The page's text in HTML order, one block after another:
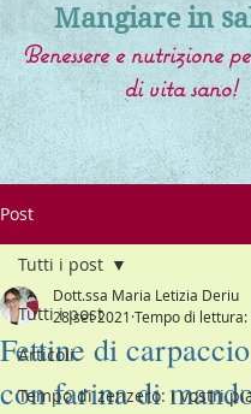
Mangiare in
Benessere e nutrizione
di vita sano!
Post
Tutti i post
Articoli
Tempo di zenzero: i vostri
Tutti i post
Fettine di
con farina di
Dott.ssa Maria Letizia Deriu
28 set 2021 Tempo di lettura: